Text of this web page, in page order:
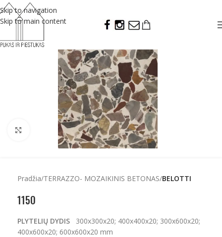
Skip to navigation
Skip to main content
Click to enlarge
Pradžia TERRAZZO- MOZAIKINIS BETONAS BELOTTI
1150
PLYTELIŲ DYDIS 300x300x20; 400x400x20; 300x600x20;
400x600x20; 600x600x20 mm